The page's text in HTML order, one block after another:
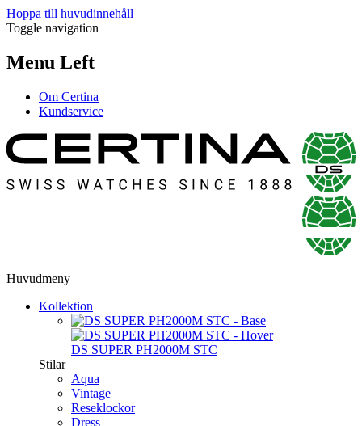
Hoppa till huvudinnehåll
Toggle navigation
Menu Left
Om Certina
Kundservice
Huvudmeny
Kollektion
DS SUPER PH2000M STC
Stilar
Aqua
Vintage
Reseklockor
Dress